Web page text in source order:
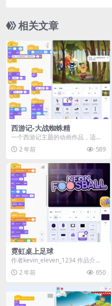
相关文章
西游记-大战蜘蛛精
一个西游记主题的动画作品，适合
做教学案例。 《西游记-大战蜘蛛
精》是一款充满趣味...
2 年前 589
霓虹桌上足球
作者kevin_eleven_1234 作品介
绍： 《霓虹桌上足球》是一款节奏
紧...2 年前 650